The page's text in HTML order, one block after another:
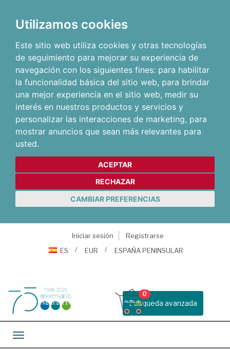
Utilizamos cookies
Este sitio web utiliza cookies y otras tecnologías
de seguimiento para mejorar su experiencia de
navegación con los siguientes fines: para habilitar
la funcionalidad básica del sitio web, para brindar
una mejor experiencia en el sitio web, medir su
interés en nuestros productos y servicios y
personalizar las interacciones de marketing, para
mostrar anuncios que sean más relevantes para
usted.
ACEPTAR
RECHAZAR
CAMBIAR PREFERENCIAS
Iniciar sesión
Registrarse
ES
EUR ESPAÑA PENINSULAR
Busqueda avanzada
0
Toggle navigation